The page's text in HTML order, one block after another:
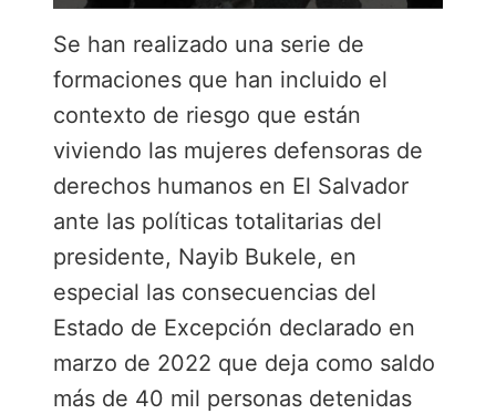
Se han realizado una serie de
formaciones que han incluido el
contexto de riesgo que están
viviendo las mujeres defensoras de
derechos humanos en El Salvador
ante las políticas totalitarias del
presidente, Nayib Bukele, en
especial las consecuencias del
Estado de Excepción declarado en
marzo de 2022 que deja como saldo
más de 40 mil personas detenidas